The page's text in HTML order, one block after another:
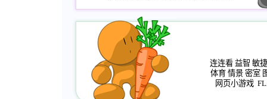
连连看 益智 敏捷
体育 情景 密室
网页小游戏